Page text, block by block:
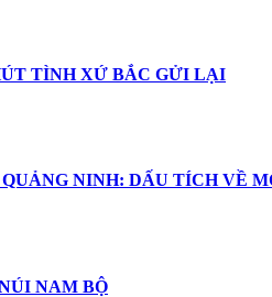
TÌNH XỨ BẮC GỬI LẠI
NINH: DẤU TÍCH VỀ
NAM BỘ